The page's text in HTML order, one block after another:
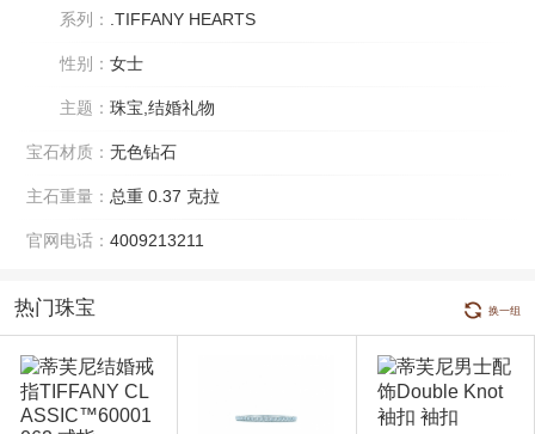
系列： .TIFFANY HEARTS
性别： 女士
主题： 珠宝,结婚礼物
宝石材质： 无色钻石
主石重量： 总重 0.37 克拉
官网电话： 4009213211
热门珠宝 换一组